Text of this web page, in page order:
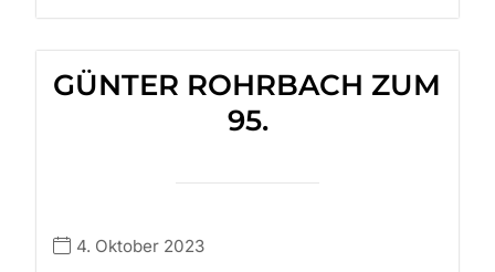
GÜNTER ROHRBACH ZUM
95.
4. Oktober 2023